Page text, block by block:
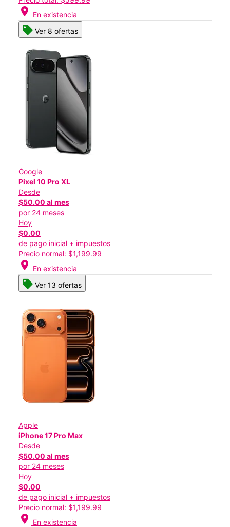
location_on En existencia
Ver 8 ofertas
Google
Pixel 10 Pro XL
Desde
$50.00 al mes
por 24 meses
Hoy
$0.00
de pago inicial + impuestos
Precio normal: $1,199.99
location_on En existencia
Ver 13 ofertas
Apple
iPhone 17 Pro Max
Desde
$50.00 al mes
por 24 meses
Hoy
$0.00
de pago inicial + impuestos
Precio normal: $1,199.99
location_on En existencia